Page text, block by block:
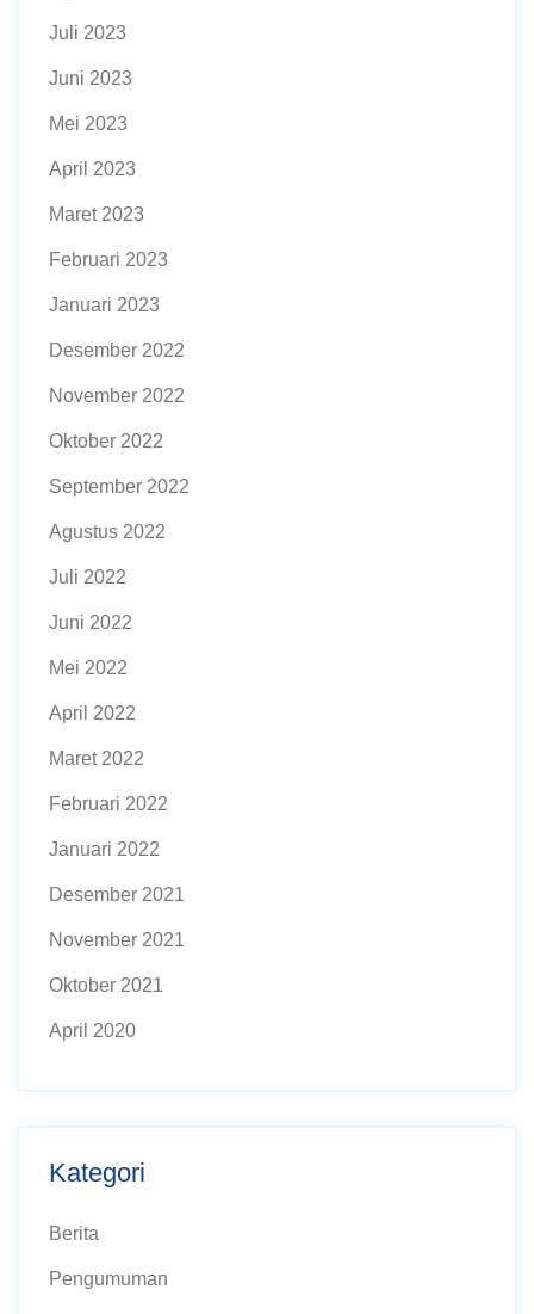
Juli 2023
Juni 2023
Mei 2023
April 2023
Maret 2023
Februari 2023
Januari 2023
Desember 2022
November 2022
Oktober 2022
September 2022
Agustus 2022
Juli 2022
Juni 2022
Mei 2022
April 2022
Maret 2022
Februari 2022
Januari 2022
Desember 2021
November 2021
Oktober 2021
April 2020
Kategori
Berita
Pengumuman